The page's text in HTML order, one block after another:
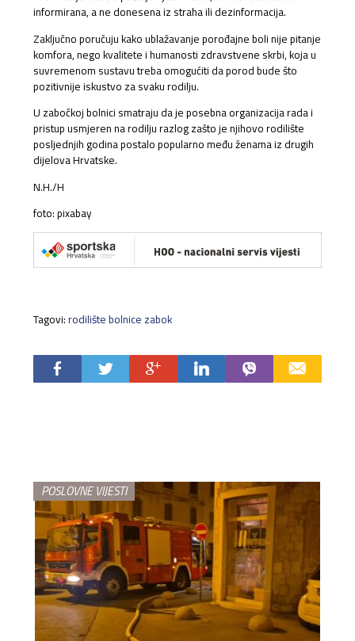
informirana, a ne donesena iz straha ili dezinformacija.
Zaključno poručuju kako ublažavanje porođajne boli nije pitanje
komfora, nego kvalitete i humanosti zdravstvene skrbi, koja u
suvremenom sustavu treba omogućiti da porod bude što
pozitivnije iskustvo za svaku rodilju.
U zabočkoj bolnici smatraju da je posebna organizacija rada i
pristup usmjeren na rodilju razlog zašto je njihovo rodilište
posljednjih godina postalo popularno među ženama iz drugih
dijelova Hrvatske.
N.H./H
foto: pixabay
Tagovi:rodilište bolnice zabok
POSLOVNE VIJESTI